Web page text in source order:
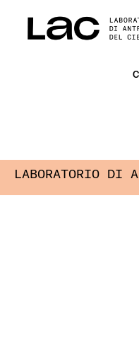
contenuto
LABORATORIO